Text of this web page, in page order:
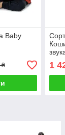
Baby
₴ 1